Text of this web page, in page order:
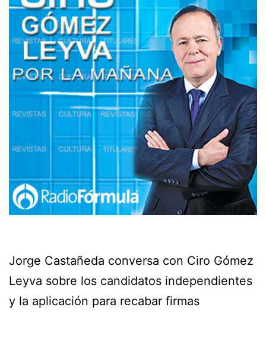
Jorge Castañeda conversa con Ciro Gómez
Leyva sobre los candidatos independientes
y la aplicación para recabar firmas